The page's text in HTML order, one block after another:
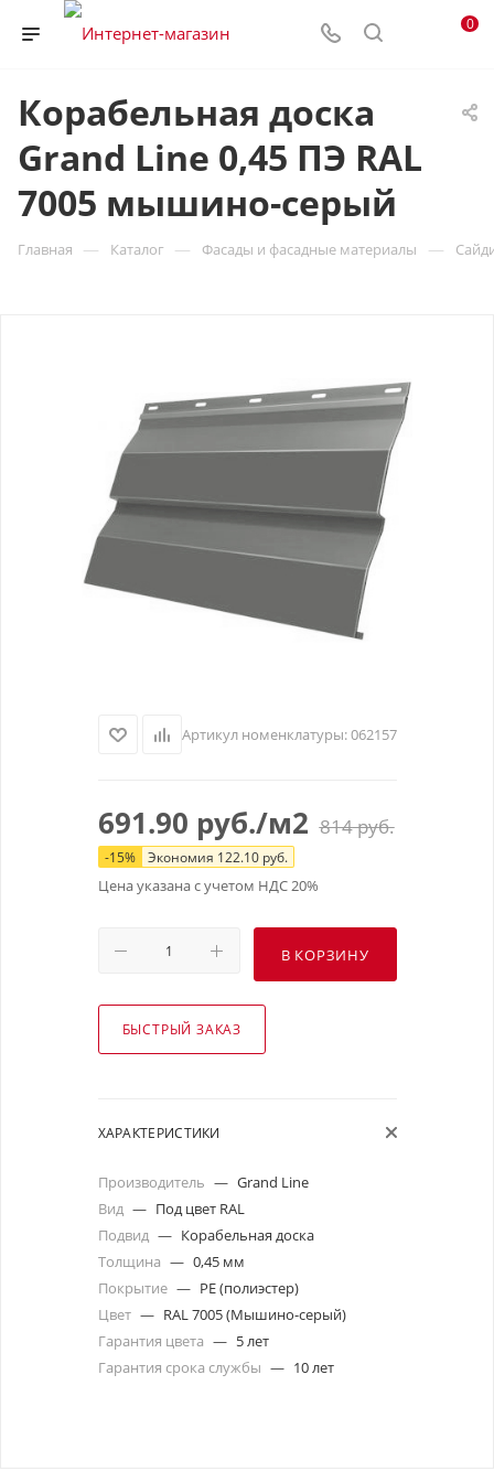
0
Корабельная доска
Grand Line 0,45 ПЭ RAL
7005 мышино-серый
Главная — Каталог — Фасады и фасадные материалы —
Артикул номенклатуры:062157
691.90 руб./м2 814руб.
-15% Экономия 122.10руб.
Цена указана с учетом НДС 20%
В КОРЗИНУ
БЫСТРЫЙ ЗАКАЗ
ХАРАКТЕРИСТИКИ
Производитель — Grand Line
Вид — Под цвет RAL
Подвид — Корабельная доска
Толщина — 0,45 мм
Покрытие — PE (полиэстер)
Цвет — RAL 7005 (Мышино-серый)
Гарантия цвета — 5 лет
Гарантия срока службы — 10 лет